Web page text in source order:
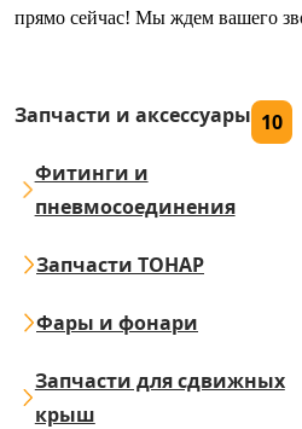
прямо сейчас! Мы ждем вашего
Запчасти и аксессуары 10
Фитинги и
пневмосоединения
Запчасти ТОНАР
Фары и фонари
Запчасти для сдвижных
крыш